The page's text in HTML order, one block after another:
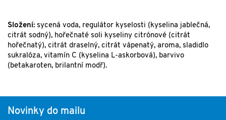
Složení: sycená voda, regulátor kyselosti (kyselina jablečná,
citrát sodný), hořečnaté soli kyseliny citrónové (citrát
hořečnatý), citrát draselný, citrát vápenatý, aroma, sladidlo
sukralóza, vitamín C (kyselina L-askorbová), barvivo
(betakaroten, brilantní modř).
Novinky do mailu